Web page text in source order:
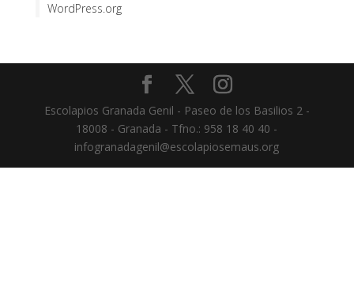
WordPress.org
Escolapios Granada Genil - Paseo de los Basilios 2 -
18008 - Granada - Tfno.: 958 18 40 40 -
infogranadagenil@escolapiosemaus.org